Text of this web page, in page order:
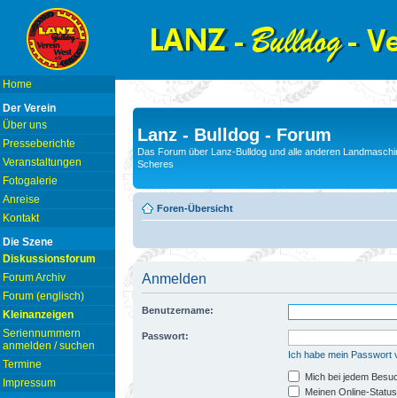
Home
Der Verein
Über uns
Presseberichte
Veranstaltungen
Fotogalerie
Anreise
Kontakt
Die Szene
Diskussionsforum
Forum Archiv
Forum (englisch)
Kleinanzeigen
Seriennummern
anmelden / suchen
Termine
Impressum
Lanz - Bulldog - Forum
Das Forum über Lanz-Bulldog und alle anderen
Scheres
Foren-Übersicht
Anmelden
Benutzername:
Passwort:
Ich habe mein Passwort
Mich bei jedem
Meinen Online-